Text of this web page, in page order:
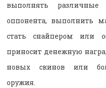
выполнять различные
оппонента, выполнить
стать снайпером или
приносит денежную
новых скинов или
оружия.